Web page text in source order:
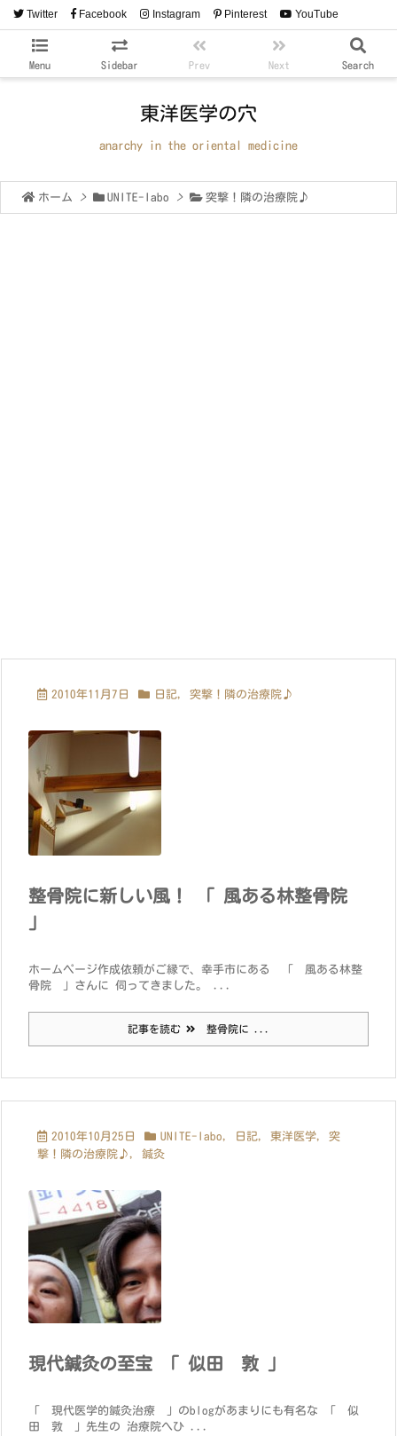
Menu Sidebar Prev Next Search
Twitter Facebook Instagram Pinterest YouTube
RSS
東洋医学の穴
anarchy in the oriental medicine
ホーム > UNITE-labo > 突撃！隣の治療院♪
2010年11月7日 日記, 突撃！隣の治療院♪
整骨院に新しい風！ 「 風ある林整骨院
ホームページ作成依頼がご縁で、幸手市にある 「 風ある林整
骨院 」さんに 伺ってきました。 ...
記事を読む 整骨院に ...
2010年10月25日 UNITE-labo, 日記, 東洋医学, 突
撃！隣の治療院♪, 鍼灸
現代鍼灸の至宝 「 似田 敦 」
「 現代医学的鍼灸治療 」のblogがあまりにも有名な 「 似
田 敦 」先生の 治療院へひ ...